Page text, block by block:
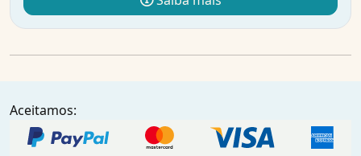
Aceitamos: